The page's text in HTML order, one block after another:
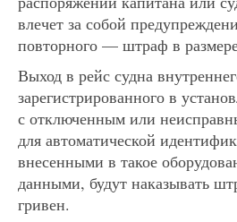
влечет за собой
повторного — штраф в
Выход в рейс судна
зарегистрированного в
с отключенным или
для автоматической
внесенными в такое
данными, будут наказывать
гривен.